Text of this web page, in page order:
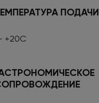
ПОДАЧИ
+20С